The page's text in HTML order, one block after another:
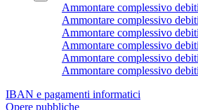
Ammontare complessivo
Ammontare complessivo
Ammontare complessivo
Ammontare complessivo
Ammontare complessivo
Ammontare complessivo
IBAN e pagamenti informatici
Opere pubbliche